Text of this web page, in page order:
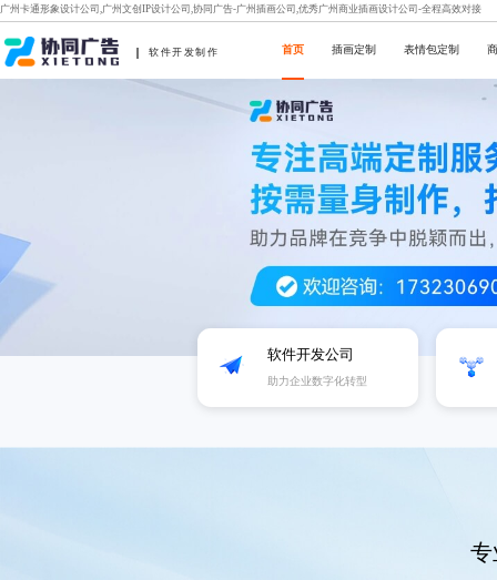
广州卡通形象设计公司,广州文创IP设计公司,协同广告-广州插画公司,优秀广州商业插画设计公司-全程高效对接
软件开发制作 首页 插画定制 表情包定制
软件开发公司
助力企业数字化转型
专